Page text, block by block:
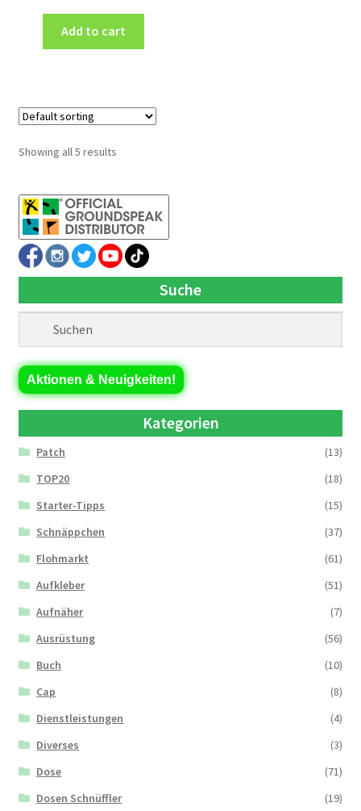
Add to cart
Showing all 5 results
Suche
Aktionen & Neuigkeiten!
Kategorien
Patch
(13)
TOP20
(18)
Starter-Tipps
(15)
Schnäppchen
(37)
Flohmarkt
(61)
Aufkleber
(51)
Aufnäher
(7)
Ausrüstung
(56)
Buch
(10)
Cap
(8)
Dienstleistungen
(4)
Diverses
(3)
Dose
(71)
Dosen Schnüffler
(19)